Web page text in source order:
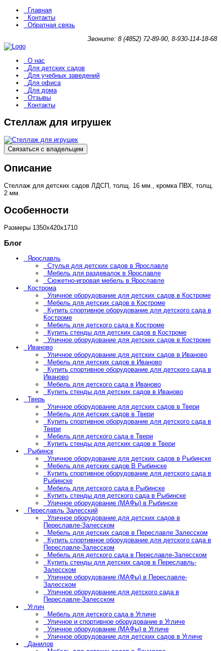
Главная
Контакты
Обратная связь
Звоните: 8 (4852) 72-89-90, 8-930-114-18-68
О нас
Для детских садов
Для учебных заведений
Для офиса
Для дома
Отзывы
Контакты
Стеллаж для игрушек
Связаться с владельцем
Описание
Стеллаж для детских садов ЛДСП, толщ. 16 мм., кромка ПВХ, толщ.
2 мм.
Особенности
Размеры 1350х420х1710
Блог
Ярославль
Стулья для детских садов в Ярославле
Мебель для раздевалок в Ярославле
Сюжетно-игровая мебель в Ярославле
Кострома
Уличное оборудование для детских садов в Костроме
Мебель для детских садов в Костроме
Купить спортивное оборудование для детского сада в
Костроме
Мебель для детского сада в Костроме
Купить стенды для детских садов в Костроме
Уличное оборудование для детских садов в Костроме
Иваново
Уличное оборудование для детских садов в Иваново
Мебель для детских садов в Иваново
Купить спортивное оборудование для детского сада в
Иваново
Мебель для детского сада в Иваново
Купить стенды для детских садов в Иваново
Тверь
Уличное оборудование для детских садов в Твери
Мебель для детских садов в Твери
Купить спортивное оборудование для детского сада в
Твери
Мебель для детского сада в Твери
Купить стенды для детских садов в Твери
Рыбинск
Уличное оборудование для детских садов в Рыбинске
Мебель для детских садов В Рыбинске
Купить спортивное оборудование для детского сада в
Рыбинске
Мебель для детского сада в Рыбинске
Купить стенды для детского сада в Рыбинске
Уличное оборудование (МАФы) в Рыбинске
Переславль Залесский
Уличное оборудование для детских садов в
Переславле-Залесском
Мебель для детских садов в Переславле Залесском
Купить спортивное оборудование для детского сада в
Переславле-Залесском
Мебель для детского сада в Переславле-Залесском
Купить стенды для детских садов в Переславль-
Залесском
Уличное оборудование (МАФы) в Переславле-
Залесском
Уличное оборудование для детского сада в
Переславле-Залесском
Углич
Мебель для детского сада в Угличе
Уличное и спортивное оборудование в Угличе
Уличное оборудование (МАФы) в Угличе
Уличное оборудование для детских садов в Угличе
Данилов